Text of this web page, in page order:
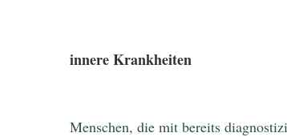
innere Krankheiten
Menschen, die mit bereits